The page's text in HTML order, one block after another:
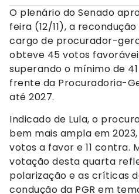
O plenário do Senado
feira (12/11), a
cargo de procurador-
obteve 45 votos
superando o mínimo de
frente da Procuradoria-
até 2027.
Indicado de Lula, o
bem mais ampla em
votos a favor e 11 contra.
votação desta quarta
polarização e as críticas
condução da PGR em